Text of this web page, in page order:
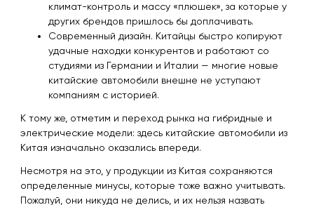
климат-контроль и массу «плюшек», за которые у
других брендов пришлось бы доплачивать.
Современный дизайн. Китайцы быстро копируют
удачные находки конкурентов и работают со
студиями из Германии и Италии — многие новые
китайские автомобили внешне не уступают
компаниям с историей.
К тому же, отметим и переход рынка на гибридные и
электрические модели: здесь китайские автомобили из
Китая изначально оказались впереди.
Несмотря на это, у продукции из Китая сохраняются
определенные минусы, которые тоже важно учитывать.
Пожалуй, они никуда не делись, и их нельзя назвать